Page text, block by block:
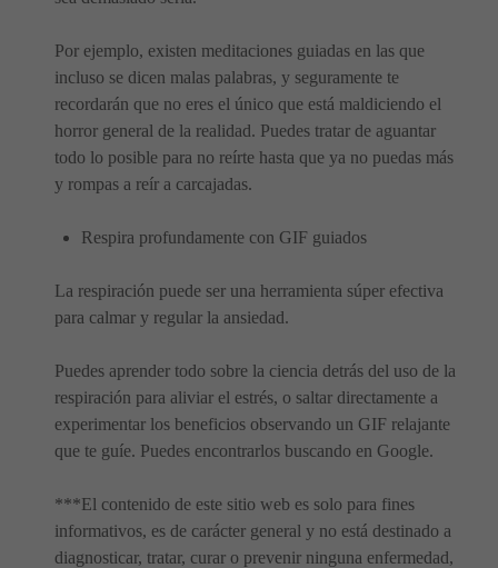
Por ejemplo, existen meditaciones guiadas en las que
incluso se dicen malas palabras, y seguramente te
recordarán que no eres el único que está maldiciendo el
horror general de la realidad. Puedes tratar de aguantar
todo lo posible para no reírte hasta que ya no puedas más
y rompas a reír a carcajadas.
Respira profundamente con GIF guiados
La respiración puede ser una herramienta súper efectiva
para calmar y regular la ansiedad.
Puedes aprender todo sobre la ciencia detrás del uso de la
respiración para aliviar el estrés, o saltar directamente a
experimentar los beneficios observando un GIF relajante
que te guíe. Puedes encontrarlos buscando en Google.
***El contenido de este sitio web es solo para fines
informativos, es de carácter general y no está destinado a
diagnosticar, tratar, curar o prevenir ninguna enfermedad,